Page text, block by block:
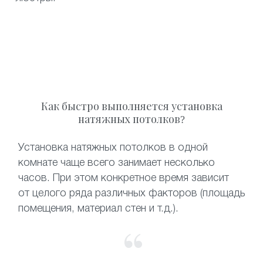
Как быстро выполняется установка
натяжных потолков?
Установка натяжных потолков в одной
комнате чаще всего занимает несколько
часов. При этом конкретное время зависит
от целого ряда различных факторов (площадь
помещения, материал стен и т.д.).